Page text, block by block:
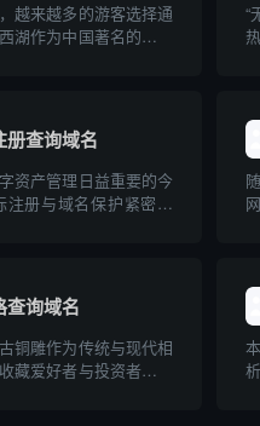
越来越多的游客选择通
湖作为中国著名的旅游
“
册查询域名
资产管理日益重要的今
册与域名保护紧密结
查询域名
铜雕作为传统与现代相
藏爱好者与投资者的关